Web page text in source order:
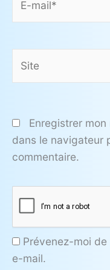
mail*
Enregistrer
dans le navigateur
commentaire.
Prévenez-moi
e-mail.